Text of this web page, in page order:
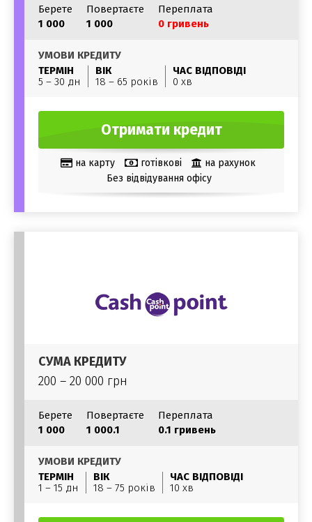
Берете
1 000
Повертаєте
1 000
Переплата
0 гривень
УМОВИ КРЕДИТУ
ТЕРМІН
5 – 30 дн
ВІК
18 – 65 років
ЧАС ВІДПОВІДІ
0 хв
Отримати кредит
на карту готівкові
на рахунок
Без відвідування офісу
СУМА КРЕДИТУ
200 – 20 000 грн
Берете
1 000
Повертаєте
1 000.1
Переплата
0.1 гривень
УМОВИ КРЕДИТУ
ТЕРМІН
1 – 15 дн
ВІК
18 – 75 років
ЧАС ВІДПОВІДІ
10 хв